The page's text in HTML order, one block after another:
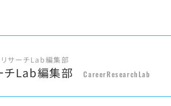
リサーチLab編集部
チLab編集部 CareerResearchLab